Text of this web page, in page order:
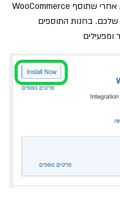
את התוסף של רב מסר אפשר להתקין רק אחרי שתוסף WooCommerce
עצמו מותקן כבר על סביבת WordPress שלכם. בחנות התוספים